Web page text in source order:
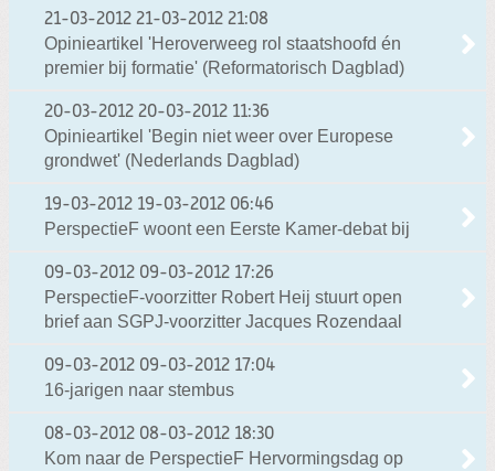
21-03-2012 21-03-2012 21:08
Opinieartikel 'Heroverweeg rol staatshoofd én
premier bij formatie' (Reformatorisch Dagblad)
20-03-2012 20-03-2012 11:36
Opinieartikel 'Begin niet weer over Europese
grondwet' (Nederlands Dagblad)
19-03-2012 19-03-2012 06:46
PerspectieF woont een Eerste Kamer-debat bij
09-03-2012 09-03-2012 17:26
PerspectieF-voorzitter Robert Heij stuurt open
brief aan SGPJ-voorzitter Jacques Rozendaal
09-03-2012 09-03-2012 17:04
16-jarigen naar stembus
08-03-2012 08-03-2012 18:30
Kom naar de PerspectieF Hervormingsdag op